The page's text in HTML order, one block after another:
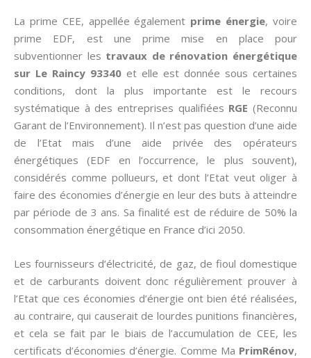
La prime CEE, appellée également prime énergie, voire
prime EDF, est une prime mise en place pour
subventionner les travaux de rénovation énergétique
sur Le Raincy 93340 et elle est donnée sous certaines
conditions, dont la plus importante est le recours
systématique à des entreprises qualifiées RGE (Reconnu
Garant de l’Environnement). Il n’est pas question d’une aide
de l’Etat mais d’une aide privée des opérateurs
énergétiques (EDF en l’occurrence, le plus souvent),
considérés comme pollueurs, et dont l’Etat veut oliger à
faire des économies d’énergie en leur des buts à atteindre
par période de 3 ans. Sa finalité est de réduire de 50% la
consommation énergétique en France d’ici 2050.
Les fournisseurs d’électricité, de gaz, de fioul domestique
et de carburants doivent donc régulièrement prouver à
l’Etat que ces économies d’énergie ont bien été réalisées,
au contraire, qui causerait de lourdes punitions financières,
et cela se fait par le biais de l’accumulation de CEE, les
certificats d’économies d’énergie. Comme Ma PrimRénov,